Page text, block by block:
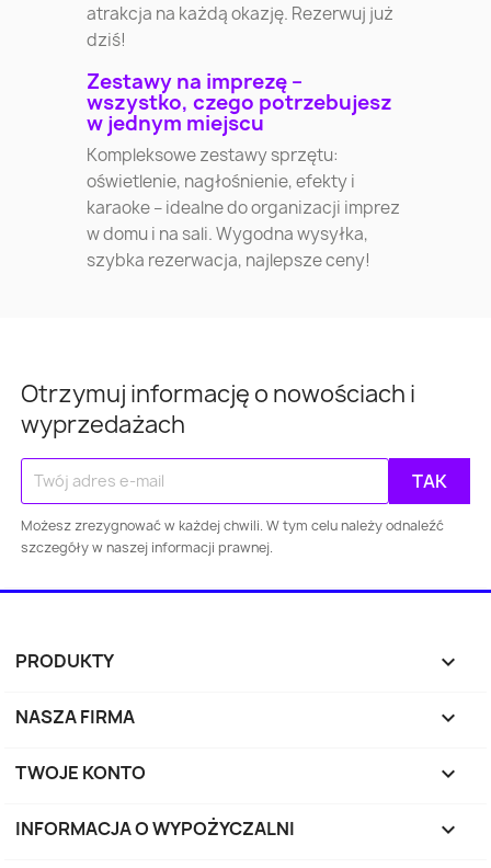
atrakcja na każdą okazję. Rezerwuj już
dziś!
Zestawy na imprezę –
wszystko, czego potrzebujesz
w jednym miejscu
Kompleksowe zestawy sprzętu:
oświetlenie, nagłośnienie, efekty i
karaoke – idealne do organizacji imprez
w domu i na sali. Wygodna wysyłka,
szybka rezerwacja, najlepsze ceny!
Otrzymuj informację o nowościach i
wyprzedażach
Możesz zrezygnować w każdej chwili. W tym celu należy odnaleźć
szczegóły w naszej informacji prawnej.
PRODUKTY 
NASZA FIRMA 
TWOJE KONTO 
INFORMACJA O WYPOŻYCZALNI keyboard_arrow_down